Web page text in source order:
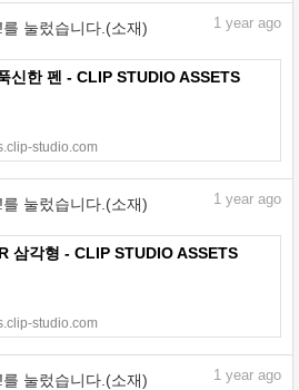
눌렀습니다.(소재) 1 year ago
신한 펜 - CLIP STUDIO ASSETS
studio.com
눌렀습니다.(소재) 1 year ago
삼각형 - CLIP STUDIO ASSETS
studio.com
눌렀습니다.(소재) 1 year ago